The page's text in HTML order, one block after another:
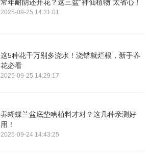
常年耐阴还开花？这三盆“神仙植物”太省心！
2025-09-25 14:31:01
这5种花千万别多浇水！浇错就烂根，新手养
花必看
2025-09-25 14:29:17
养蝴蝶兰盆底垫啥植料才对？这几种亲测好
用！
2025-09-24 14:43:25